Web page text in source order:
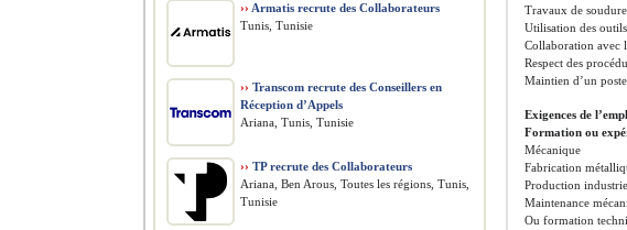
Travaux de
Utilisation des
Collaboration avec
Respect des
Maintien d’un
Exigences de
Formation ou
Mécanique
Fabrication
Production
Maintenance
Ou formation
›› Armatis recrute des Collaborateurs
Tunis, Tunisie
›› Transcom recrute des Conseillers en
Réception d’Appels
Ariana, Tunis, Tunisie
›› TP recrute des Collaborateurs
Ariana, Ben Arous, Toutes les régions, Tunis,
Tunisie